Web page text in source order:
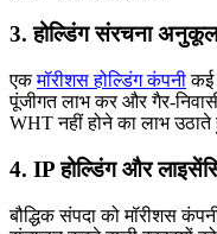
3. होल्डिंग संरचना
एकमॉरीशस होल्डिंग कंपनीकई
पूंजीगत लाभ कर और गैर-
WHT नहीं होने का लाभ उठाते
4. IP होल्डिंग और
बौद्धिक संपदा को मॉरीशस